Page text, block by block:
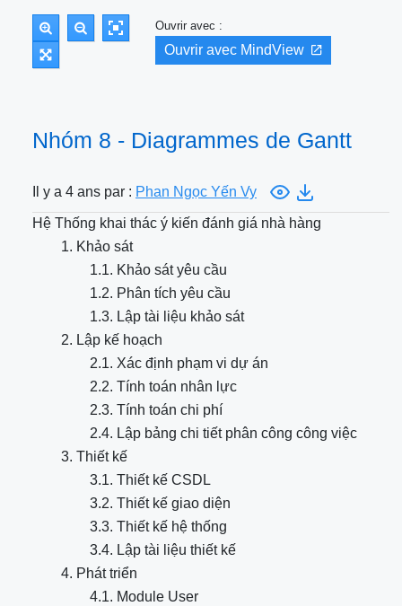
Ouvrir avec :
Ouvrir avec MindView
Nhóm 8 - Diagrammes de Gantt
Il y a 4 ans par : Phan Ngọc Yến Vy
Hệ Thống khai thác ý kiến đánh giá nhà hàng
1. Khảo sát
1.1. Khảo sát yêu cầu
1.2. Phân tích yêu cầu
1.3. Lập tài liệu khảo sát
2. Lập kế hoạch
2.1. Xác định phạm vi dự án
2.2. Tính toán nhân lực
2.3. Tính toán chi phí
2.4. Lập bảng chi tiết phân công công việc
3. Thiết kế
3.1. Thiết kế CSDL
3.2. Thiết kế giao diện
3.3. Thiết kế hệ thống
3.4. Lập tài liệu thiết kế
4. Phát triển
4.1. Module User